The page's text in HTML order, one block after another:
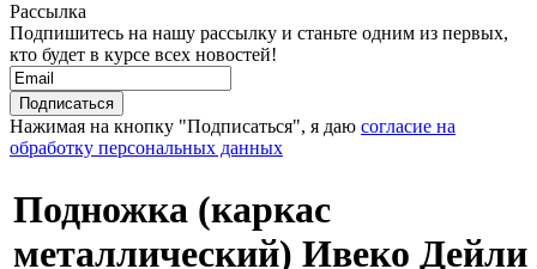
Рассылка
Подпишитесь на нашу рассылку и станьте одним из первых,
кто будет в курсе всех новостей!
Нажимая на кнопку "Подписаться", я даю согласие на
обработку персональных данных
Подножка (каркас
металлический) Ивеко Дейли